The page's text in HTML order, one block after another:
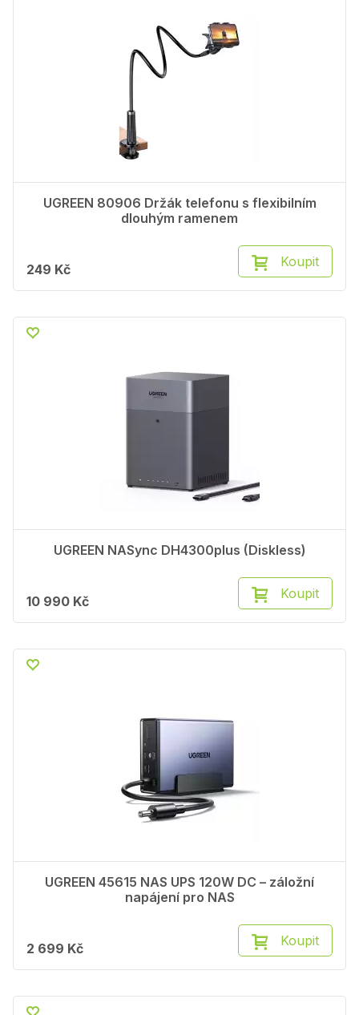
UGREEN 80906 Držák telefonu s flexibilním
dlouhým ramenem
249 Kč Koupit
UGREEN NASync DH4300plus (Diskless)
10 990 Kč Koupit
UGREEN 45615 NAS UPS 120W DC – záložní
napájení pro NAS
2 699 Kč Koupit